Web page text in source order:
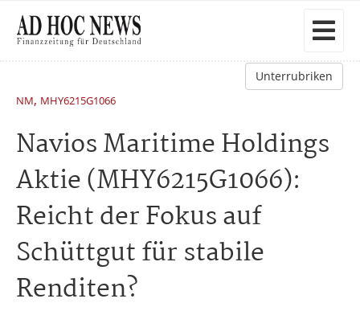
Unterrubriken
NM, MHY6215G1066
Navios Maritime Holdings
Aktie (MHY6215G1066):
Reicht der Fokus auf
Schüttgut für stabile
Renditen?